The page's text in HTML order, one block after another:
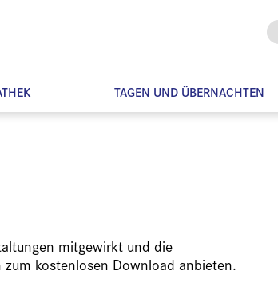
TAGEN UND ÜBERNACHTEN
mitgewirkt und die
kostenlosen Download anbieten.